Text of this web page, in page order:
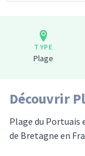
TYPE
Plage
Découvrir
Plage du Portuais
de Bretagne en